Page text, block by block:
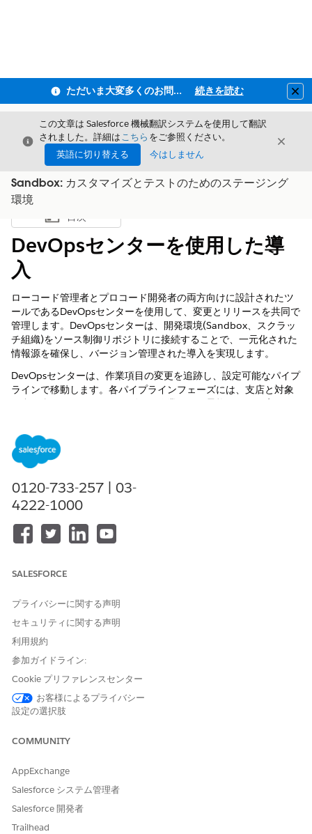
ただいま大変多くのお問い合わせをいただいており、ご連絡までにお時間を頂戴しております 続きを読む
閉じる
この文章は Salesforce 機械翻訳システムを使用して翻訳
されました。詳細はこちら をご参照ください。
英語に切り替える
今はしません
閉じる
Sandbox: カスタマイズとテストのためのステージング
環境
目次を表示
目次
DevOpsセンターを使用した導
入
ローコード管理者とプロコード開発者の両方向けに設計されたツ
ールであるDevOpsセンターを使用して、変更とリリースを共同で
管理します。DevOpsセンターは、開発環境(Sandbox、スクラッ
チ組織)をソース制御リポジトリに接続することで、一元化された
情報源を確保し、バージョン管理された導入を実現します。
DevOpsセンターは、作業項目の変更を追跡し、設定可能なパイプ
ラインで移動します。各パイプラインフェーズには、支店と対象
組織が含まれます。フェーズ間で作業項目を昇格すると、変更が
込みの承認と表示を使用してリリースを管理します。特に、複数
のチームが環境とリリース パスを共有している場合に便利です。
DevOpsセンターでは、次のことができます。
作業項目の変更を追跡します。
DX インスペクターを使用して、メタデータや設定データなど
ピアレビュー用の変更要求を作成します。
して、マージの競合やリリースの失敗を解決します。
パイプライン全体を必要としないメタデータと設定データの小規
タリリース機能を使用します。「
ス」を参照
詳細を知りたいですか?「
ーション ライフサイクル管理ジャーニー
を参照してください。
DevOpsセンターの設定
この記事で問題は解決されましたか?
0120-733-257 | 03-
4222-1000
SALESFORCE
プライバシーに関する声明
セキュリティに関する声明
利用規約
参加ガイドライン:
Cookie プリファレンスセンター
お客様によるプライバシー
設定の選択肢
COMMUNITY
AppExchange
Salesforce システム管理者
Salesforce 開発者
Trailhead